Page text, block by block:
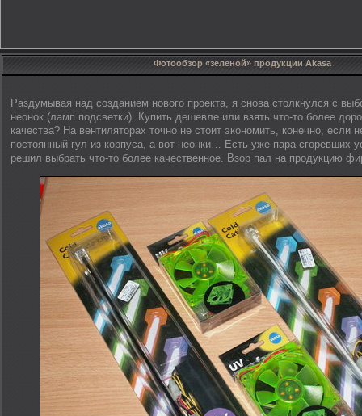
Фотообзор «зеленой» продукции Akasa
Раздумывая над созданием нового проекта, я снова столкнулся с
неонок (ламп подсветки). Купить дешевле или взять что-то более
качества? На вентиляторах точно не стоит экономить, конечно, если
постоянный гул из корпуса, а вот неонки… Есть уже пара сгоревших
решил выбрать что-то более качественное. Взор пал на продукцию